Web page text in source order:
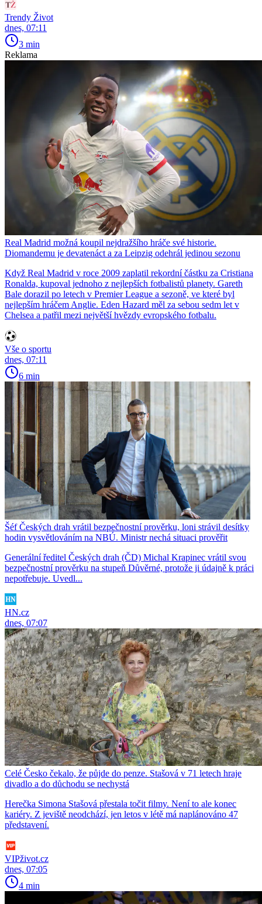
Trendy Život
dnes, 07:11
3 min
Reklama
Real Madrid možná koupil nejdražšího hráče své historie.
Diomandemu je devatenáct a za Leipzig odehrál jedinou sezonu
Když Real Madrid v roce 2009 zaplatil rekordní částku za Cristiana
Ronalda, kupoval jednoho z nejlepších fotbalistů planety. Gareth
Bale dorazil po letech v Premier League a sezoně, ve které byl
nejlepším hráčem Anglie. Eden Hazard měl za sebou sedm let v
Chelsea a patřil mezi největší hvězdy evropského fotbalu.
Vše o sportu
dnes, 07:11
6 min
Šéf Českých drah vrátil bezpečnostní prověrku, loni strávil desítky
hodin vysvětlováním na NBÚ. Ministr nechá situaci prověřit
Generální ředitel Českých drah (ČD) Michal Krapinec vrátil svou
bezpečnostní prověrku na stupeň Důvěrné, protože ji údajně k práci
nepotřebuje. Uvedl...
HN.cz
dnes, 07:07
Celé Česko čekalo, že půjde do penze. Stašová v 71 letech hraje
divadlo a do důchodu se nechystá
Herečka Simona Stašová přestala točit filmy. Není to ale konec
kariéry. Z jeviště neodchází, jen letos v létě má naplánováno 47
představení.
VIPživot.cz
dnes, 07:05
4 min